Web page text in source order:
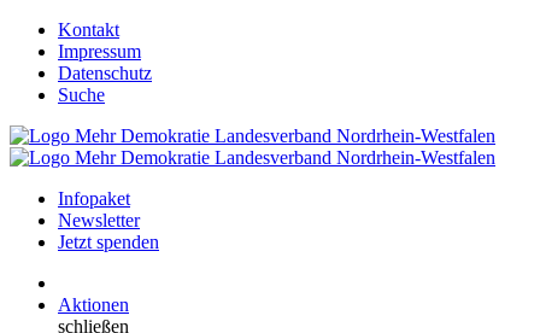
Kontakt
Impressum
Datenschutz
Suche
Infopaket
Newsletter
Jetzt spenden
Aktionen
schließen